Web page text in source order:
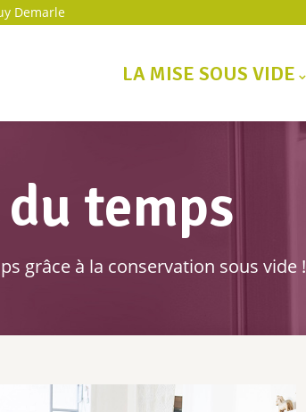
Demarle
LA MISE SOUS VIDE
temps
grâce à la conservation sous vide !